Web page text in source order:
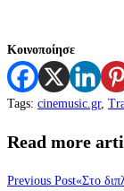
Κοινοποίησε
Tags: cinemusic.gr,
Read more
Previous Post«Στο